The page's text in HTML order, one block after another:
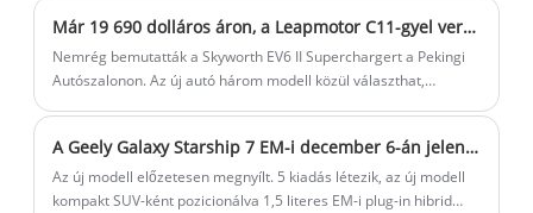
segment.
Már 19 690 dolláros áron, a Leapmotor C11-gyel versenyezve piacra kerül a Skyworth EV6 II Supercharger.
Nemrég bemutatták a Skyworth EV6 II Superchargert a Pekingi
Autószalonon. Az új autó három modell közül választhat,
képest. A lényeg, hogy az új autóban továbbfejlesztették a 800 V-
os töltési architektúrát, és mindössze 7,5 percet vesz igénybe a
gyorstöltés 20%-ról 70%-ra. Tehát hogyan teljesít az új autó?
A Geely Galaxy Starship 7 EM-i december 6-án jelenik meg
Az új modell előzetesen megnyílt. 5 kiadás létezik, az új modell
kompakt SUV-ként pozicionálva 1,5 literes EM-i plug-in hibrid